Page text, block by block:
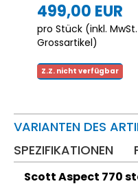
499,00 EUR
pro Stück (inkl.
Grossartikel)
Z.Z. nicht verfügbar
VARIANTEN DES
SPEZIFIKATIONEN
Scott Aspect 770